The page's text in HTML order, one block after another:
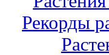
Рекорды